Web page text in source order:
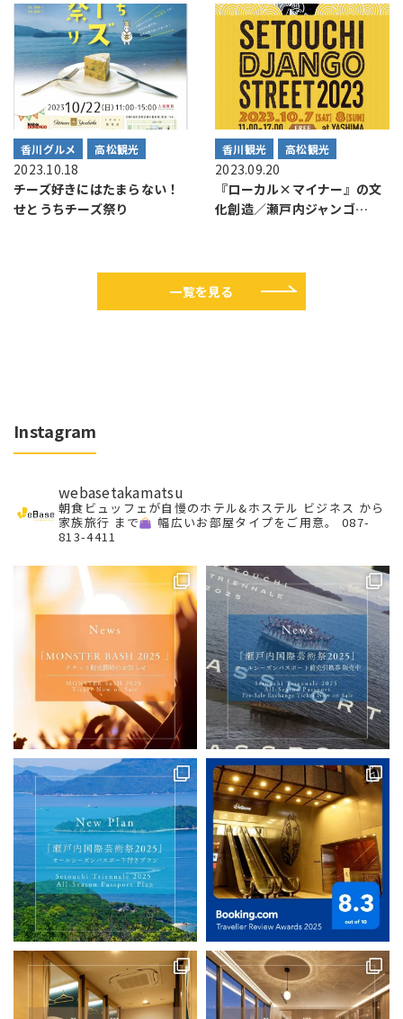
香川グルメ 高松観光
2023.10.18
チーズ好きにはたまらない！
せとうちチーズ祭り
香川観光 高松観光
2023.09.20
『ローカル×マイナー』の文
化創造／瀬戸内ジャンゴ…
一覧を見る
Instagram
webasetakamatsu
朝食ビュッフェが自慢のホテル&ホステル ビジネス から
家族旅行 まで
幅広いお部屋タイプをご用意。
087-
813-4411